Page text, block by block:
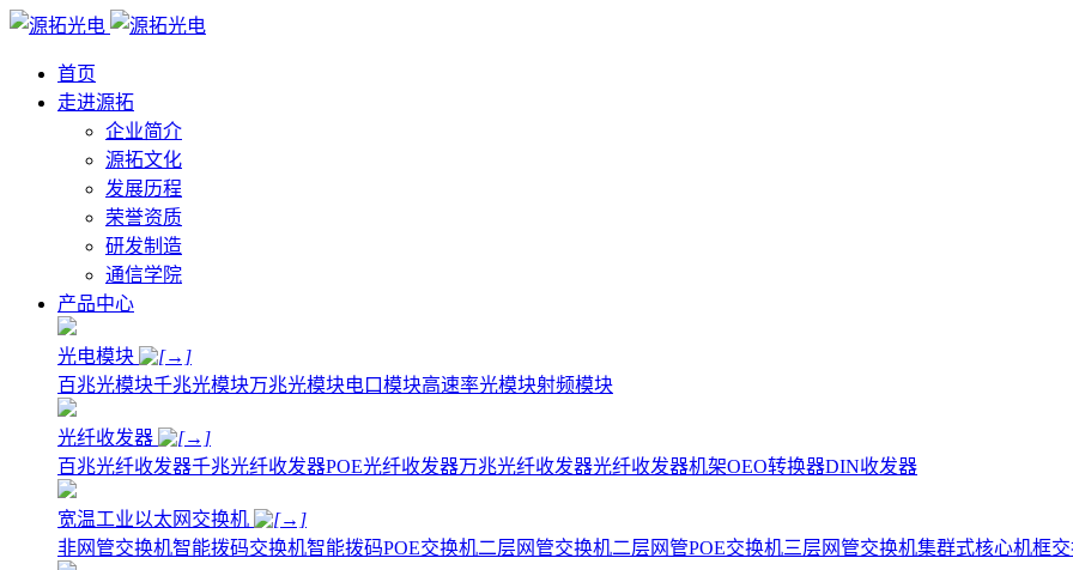
首页
走进源拓
企业简介
源拓文化
发展历程
荣誉资质
研发制造
通信学院
产品中心
光电模块
百兆光模块千兆光模块万兆光模块电口模块高速率光模块射频模块
光纤收发器
百兆光纤收发器千兆光纤收发器POE光纤收发器万兆光纤收发器光纤收发器机架OEO转换器DIN收发器
宽温工业以太网交换机
非网管交换机智能拨码交换机智能拨码POE交换机二层网管交换机二层网管POE交换机三层网管交换机集群式核心机框